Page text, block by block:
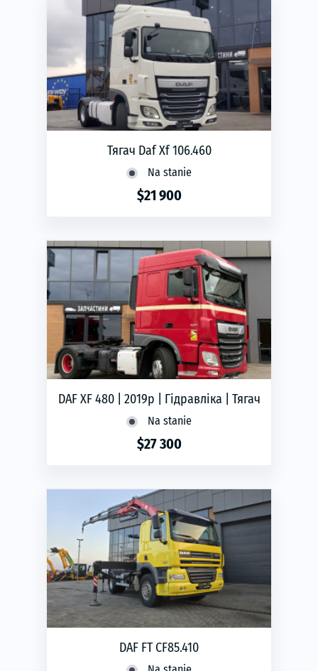
Тягач Daf Xf 106.460
Na stanie
$21 900
DAF XF 480 | 2019р | Гідравліка | Тягач
Na stanie
$27 300
DAF FT CF85.410